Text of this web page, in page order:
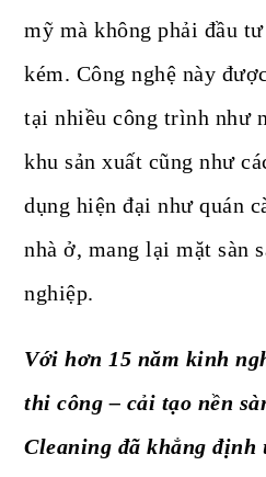
mỹ mà không phải đầu
kém. Công nghệ này
tại nhiều công trình như
khu sản xuất cũng như
dụng hiện đại như quán
nhà ở, mang lại mặt sàn
nghiệp.
Với hơn 15 năm kinh
thi công – cải tạo nền
Cleaning đã khẳng định